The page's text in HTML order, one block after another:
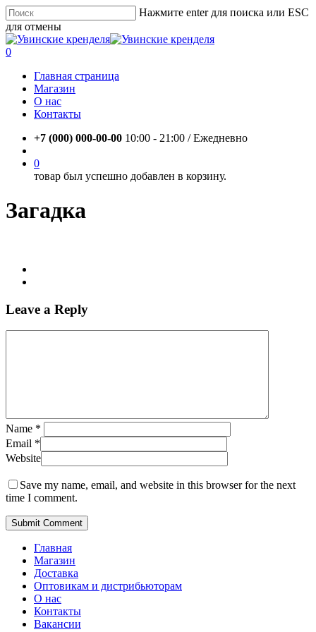
Skip
to
main
content
Нажмите enter для поиска или ESC
для отмены
Close
Search
account
0
Главная страница
Магазин
О нас
Контакты
+7 (000) 000-00-00 10:00 - 21:00 / Eжедневно
0
товар был успешно добавлен в корзину.
Загадка
Leave a Reply
Name *
Email *
Website
Save my name, email, and website in this browser for the next
time I comment.
Главная
Магазин
Доставка
Оптовикам и дистрибьюторам
О нас
Контакты
Вакансии